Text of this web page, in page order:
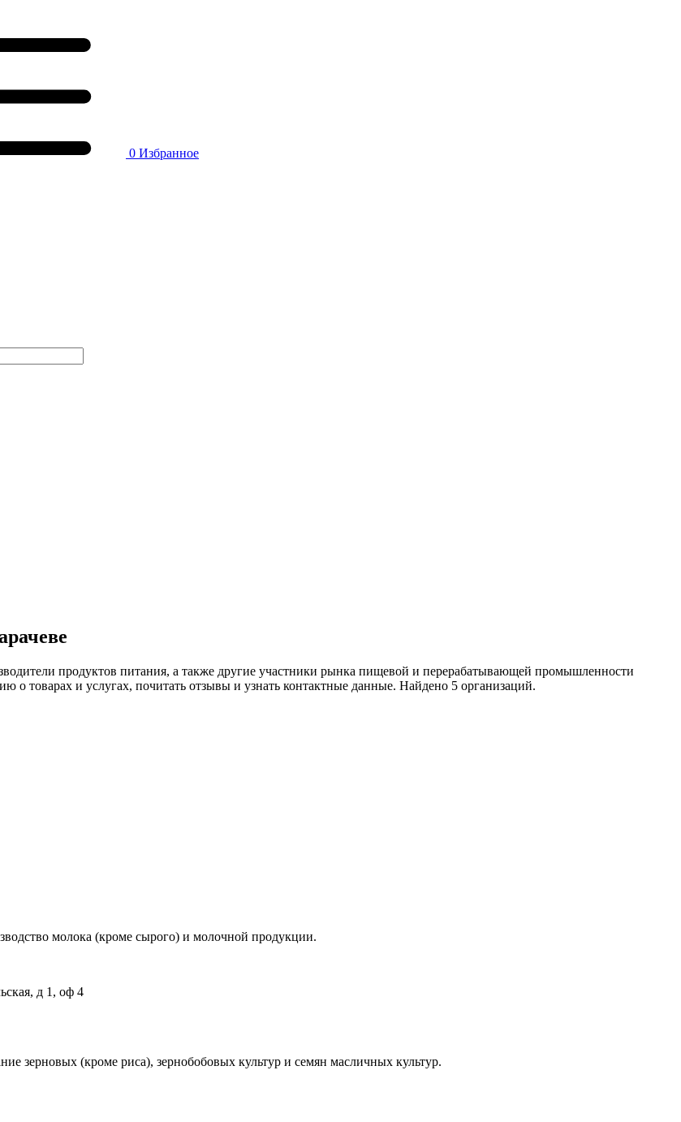
0 Избранное
продуктов питания, а также другие участники рынка пищевой и перерабатывающей промышленности
товарах и услугах, почитать отзывы и узнать контактные данные. Найдено 5 организаций.
молока (кроме сырого) и молочной продукции.
д 1, оф 4
(кроме риса), зернобобовых культур и семян масличных культур.